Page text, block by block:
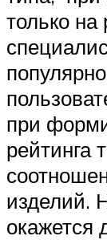
только
при
рейтинга
изделий.
окажется